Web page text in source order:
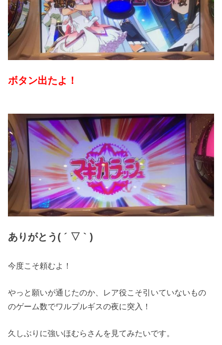
ボタン出たよ！
ありがとう( ´ ▽ ` )
今度こそ頼むよ！
やっと願いが通じたのか、レア役こそ引いていないもの
のゲーム数でワルプルギスの夜に突入！
久しぶりに強いほむらさんを見てみたいです。